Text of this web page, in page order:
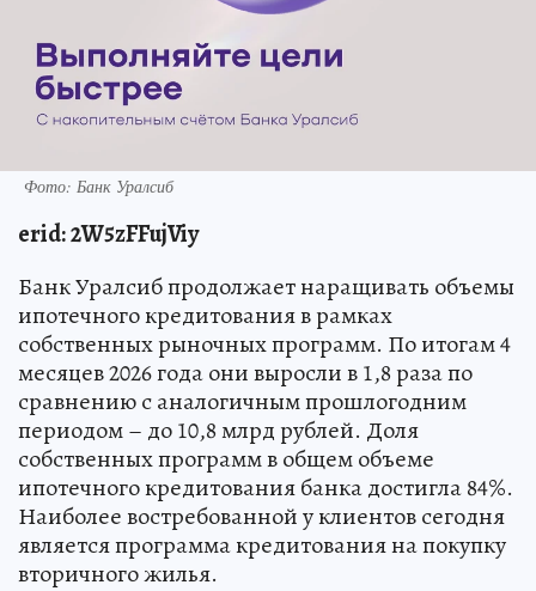
Фото: Банк Уралсиб
erid:2W5zFFujViy
Банк Уралсиб продолжает наращивать объемы
ипотечного кредитования в рамках
собственных рыночных программ. По итогам 4
месяцев 2026 года они выросли в 1,8 раза по
сравнению с аналогичным прошлогодним
периодом – до 10,8 млрд рублей. Доля
собственных программ в общем объеме
ипотечного кредитования банка достигла 84%.
Наиболее востребованной у клиентов сегодня
является программа кредитования на покупку
вторичного жилья.